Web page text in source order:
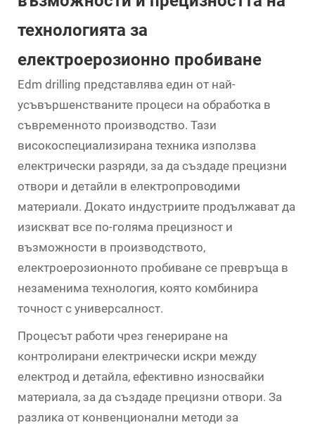
технологията за
електроерозионно пробиване
Edm drilling представлява един от най-
усъвършенстваните процеси на обработка в
съвременното производство. Тази
високоспециализирана техника използва
електрически разряди, за да създаде прецизни
отвори и детайли в електропроводими
материали. Докато индустриите продължават да
изискват все по-голяма прецизност и
възможности в производството,
електроерозионното пробиване се превръща в
незаменима технология, която комбинира
точност с универсалност.
Процесът работи чрез генериране на
контролирани електрически искри между
електрод и детайла, ефективно износвайки
материала, за да създаде прецизни отвори. За
разлика от конвенционални методи за